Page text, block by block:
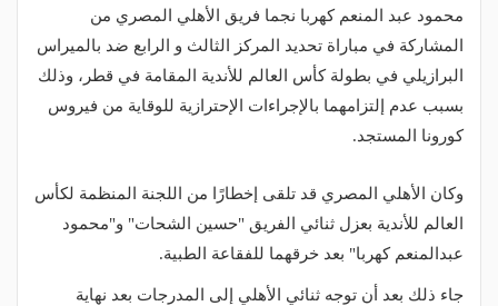
محمود عبد المنعم كهربا نجما فريق الأهلي المصري من
المشاركة في مباراة تحديد المركز الثالث و الرابع ضد بالميراس
البرازيلي في بطولة كأس العالم للأندية المقامة في قطر، وذلك
بسبب عدم إلتزامهما بالإجراءات الإحترازية للوقاية من فيروس
كورونا المستجد.
وكان الأهلي المصري قد تلقى إخطارًا من اللجنة المنظمة لكأس
العالم للأندية بعزل ثنائي الفريق "حسين الشحات" و"محمود
عبدالمنعم كهربا" بعد خرقهما للفقاعة الطبية.
جاء ذلك بعد أن توجه ثنائي الأهلي إلى المدرجات بعد نهاية